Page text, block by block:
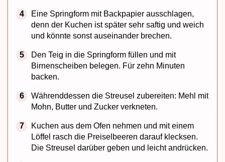
Eine Springform mit Backpapier ausschlagen,
denn der Kuchen ist später sehr saftig und weich
und könnte sonst auseinander brechen.
Den Teig in die Springform füllen und mit
Birnenscheiben belegen. Für zehn Minuten
backen.
Währenddessen die Streusel zubereiten: Mehl mit
Mohn, Butter und Zucker verkneten.
Kuchen aus dem Ofen nehmen und mit einem
Löffel rasch die Preiselbeeren darauf klecksen.
Die Streusel darüber geben und leicht andrücken.